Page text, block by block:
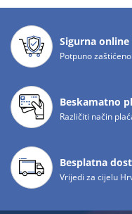
Sigurna
Potpuno
Beskamatno
Različiti način
Besplatna
Vrijedi za cijelu